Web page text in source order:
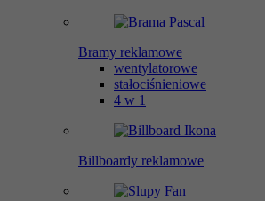
Bramy reklamowe
wentylatorowe
stałociśnieniowe
4 w 1
Billboardy reklamowe